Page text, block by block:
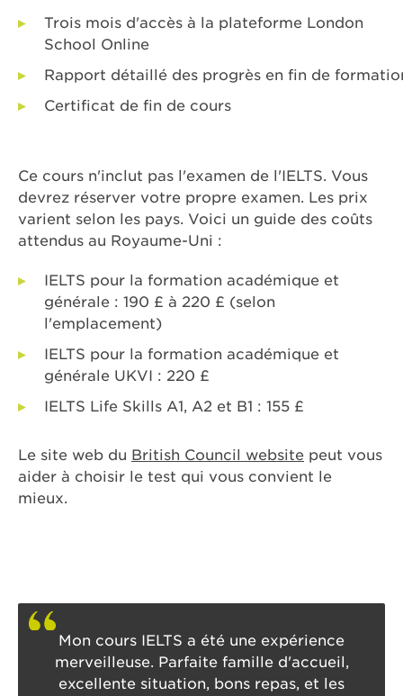
Trois mois d'accès à la plateforme London
School Online
Rapport détaillé des progrès en fin de
Certificat de fin de cours
Ce cours n'inclut pas l'examen de l'IELTS. Vous
devrez réserver votre propre examen. Les prix
varient selon les pays. Voici un guide des coûts
attendus au Royaume-Uni :
IELTS pour la formation académique et
générale : 190 £ à 220 £ (selon
l'emplacement)
IELTS pour la formation académique et
générale UKVI : 220 £
IELTS Life Skills A1, A2 et B1 : 155 £
Le site web du British Council website peut vous
aider à choisir le test qui vous convient le
mieux.
Mon cours IELTS a été une expérience
merveilleuse. Parfaite famille d'accueil,
excellente situation, bons repas, et les